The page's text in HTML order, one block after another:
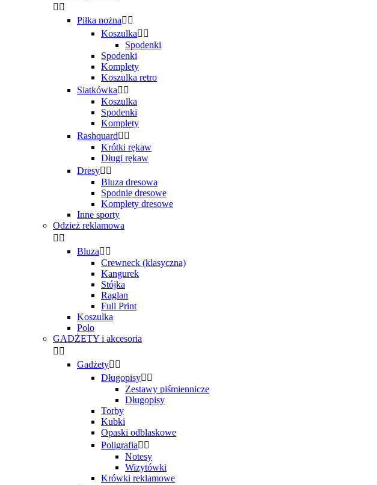
 
Piłka nożna 
Koszulka 
Spodenki
Spodenki
Komplety
Koszulka retro
Siatkówka 
Koszulka
Spodenki
Komplety
Rashquard 
Krótki rękaw
Długi rękaw
Dresy 
Bluza dresowa
Spodnie dresowe
Komplety dresowe
Inne sporty
Odzież reklamowa
 
Bluza 
Crewneck (klasyczna)
Kangurek
Stójka
Raglan
Full Print
Koszulka
Polo
GADŻETY i akcesoria
 
Gadżety 
Długopisy 
Zestawy piśmiennicze
Długopisy
Torby
Kubki
Opaski odblaskowe
Poligrafia 
Notesy
Wizytówki
Krówki reklamowe